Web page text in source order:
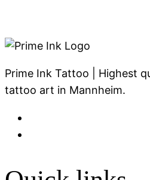
Prime Ink Tattoo | Highest
tattoo art in Mannheim.